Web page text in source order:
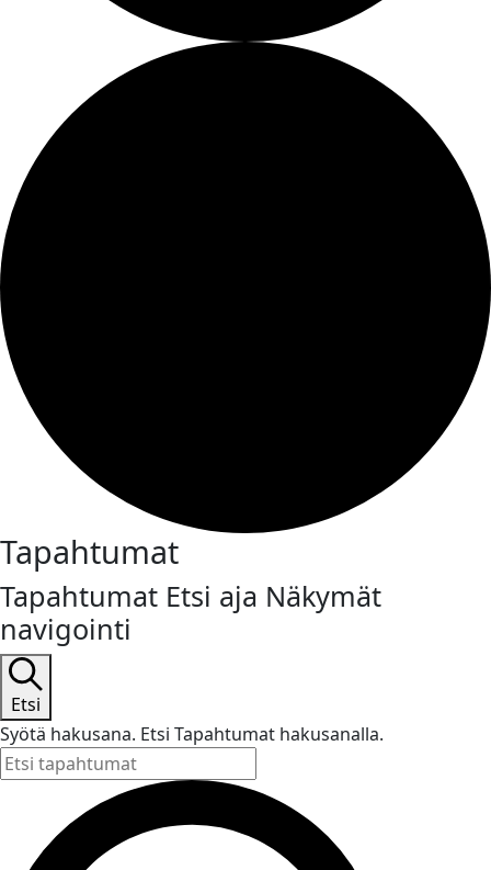
Tapahtumat
Tapahtumat Etsi aja Näkymät
navigointi
Etsi
Syötä hakusana. Etsi Tapahtumat hakusanalla.